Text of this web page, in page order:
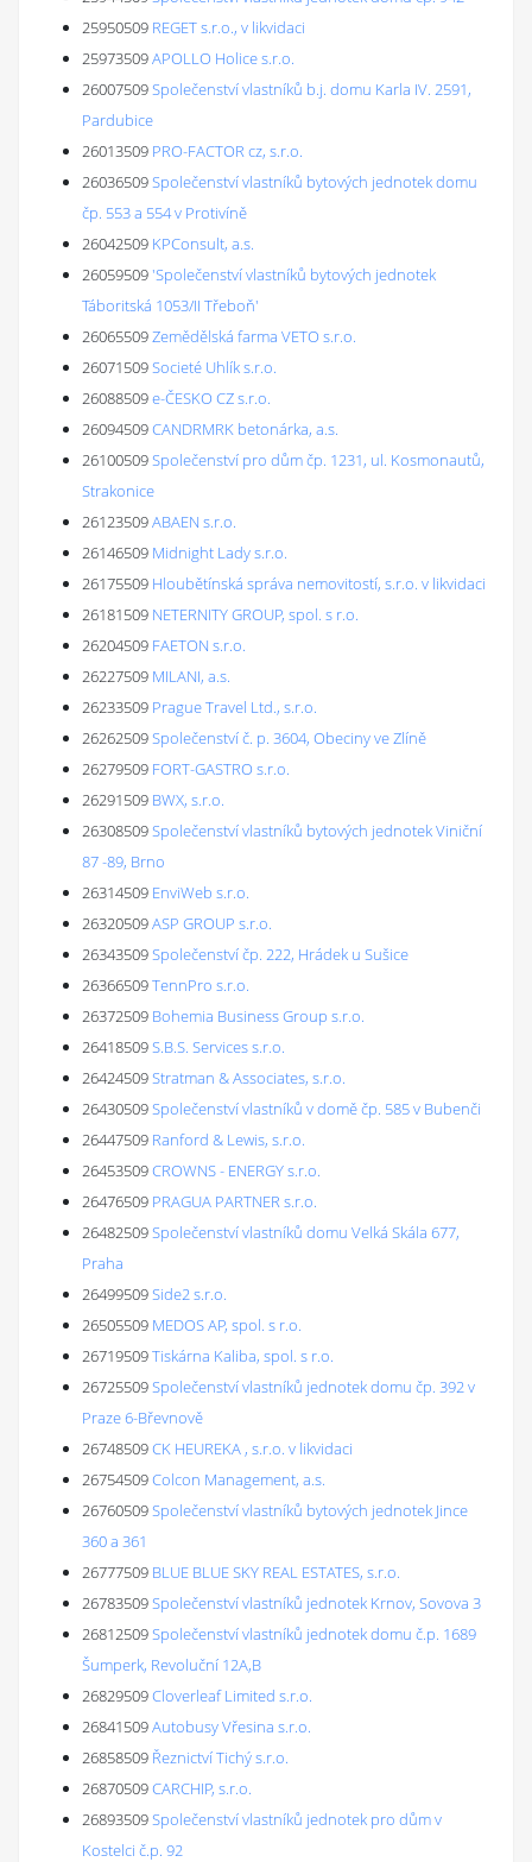
25950509 REGET s.r.o., v likvidaci
25973509APOLLO Holice s.r.o.
26007509Společenství vlastníků b.j. domu Karla IV. 2591,
Pardubice
26013509 PRO-FACTOR cz, s.r.o.
26036509Společenství vlastníků bytových jednotek domu
čp. 553 a 554 v Protivíně
26042509 KPConsult, a.s.
26059509'Společenství vlastníků bytových jednotek
Táboritská 1053/II Třeboň'
26065509Zemědělská farma VETO s.r.o.
26071509Societé Uhlík s.r.o.
26088509e-ČESKO CZ s.r.o.
26094509CANDRMRK betonárka, a.s.
26100509Společenství pro dům čp. 1231, ul. Kosmonautů,
Strakonice
26123509ABAEN s.r.o.
26146509 Midnight Lady s.r.o.
26175509 Hloubětínská správa nemovitostí, s.r.o. v likvidaci
26181509 NETERNITY GROUP, spol. s r.o.
26204509 FAETON s.r.o.
26227509 MILANI, a.s.
26233509 Prague Travel Ltd., s.r.o.
26262509Společenství č. p. 3604, Obeciny ve Zlíně
26279509 FORT-GASTRO s.r.o.
26291509 BWX, s.r.o.
26308509Společenství vlastníků bytových jednotek Viniční
87 -89, Brno
26314509 EnviWeb s.r.o.
26320509ASP GROUP s.r.o.
26343509Společenství čp. 222, Hrádek u Sušice
26366509TennPro s.r.o.
26372509 Bohemia Business Group s.r.o.
26418509S.B.S. Services s.r.o.
26424509Stratman & Associates, s.r.o.
26430509Společenství vlastníků v domě čp. 585 v Bubenči
26447509 Ranford & Lewis, s.r.o.
26453509CROWNS - ENERGY s.r.o.
26476509 PRAGUA PARTNER s.r.o.
26482509Společenství vlastníků domu Velká Skála 677,
Praha
26499509Side2 s.r.o.
26505509 MEDOS AP, spol. s r.o.
26719509Tiskárna Kaliba, spol. s r.o.
26725509Společenství vlastníků jednotek domu čp. 392 v
Praze 6-Břevnově
26748509CK HEUREKA , s.r.o. v likvidaci
26754509Colcon Management, a.s.
26760509Společenství vlastníků bytových jednotek Jince
360 a 361
26777509 BLUE BLUE SKY REAL ESTATES, s.r.o.
26783509Společenství vlastníků jednotek Krnov, Sovova 3
26812509Společenství vlastníků jednotek domu č.p. 1689
Šumperk, Revoluční 12A,B
26829509Cloverleaf Limited s.r.o.
26841509Autobusy Vřesina s.r.o.
26858509 Řeznictví Tichý s.r.o.
26870509CARCHIP, s.r.o.
26893509Společenství vlastníků jednotek pro dům v
Kostelci č.p. 92